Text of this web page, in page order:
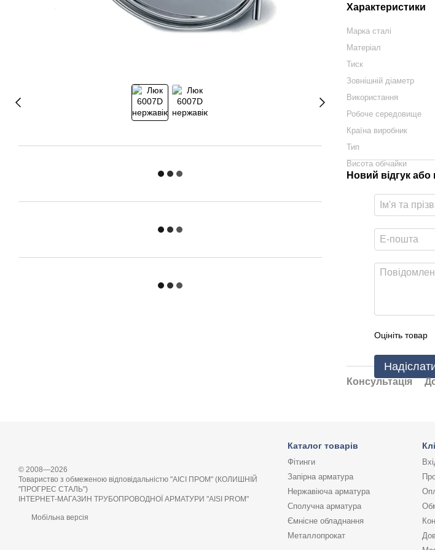
Характеристики
Марка сталі
Матеріал
Тиск
Зовнішній діаметр
Використання
Робоче середовище
Країна виробник
Тип
Висота обічайки
Новий відгук або
Оцініть товар
Консультація
© 2008—2026
Товариство з обмеженою відповідальністю "АІСІ ПРОМ" (КОЛИШНІЙ
"ПРОГРЕС СТАЛЬ")
ІНТЕРНЕТ-МАГАЗИН ТРУБОПРОВОДНОЇ АРМАТУРИ "AISI PROM"
Мобільна версія
Каталог товарів
Фітинги
Запірна арматура
Нержавіюча арматура
Сполучна арматура
Ємнісне обладнання
Металлопрокат